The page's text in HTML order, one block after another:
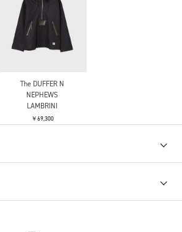
The DUFFER N
NEPHEWS
LAMBRINI
￥69,300